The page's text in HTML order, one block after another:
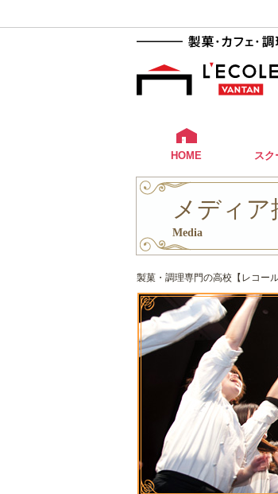
HOME スク
メディア
Media
製菓・調理専門の高校【レコー